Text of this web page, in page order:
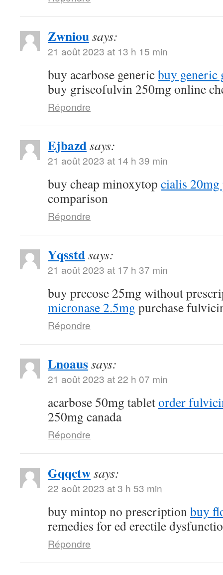
Zwniousays:
21 août 2023 at 13 h 15 min
buy acarbose genericbuy generic
buy griseofulvin 250mg online
Répondre
Ejbazdsays:
21 août 2023 at 14 h 39 min
buy cheap minoxytop cialis
comparison
Répondre
Yqsstdsays:
21 août 2023 at 17 h 37 min
buy precose 25mg without
micronase 2.5mg purchase
Répondre
Lnoaussays:
21 août 2023 at 22 h 07 min
acarbose 50mg tabletorder
250mg canada
Répondre
Gqqctwsays:
22 août 2023 at 3 h 53 min
buy mintop no prescriptionbuy
remedies for ed erectile
Répondre